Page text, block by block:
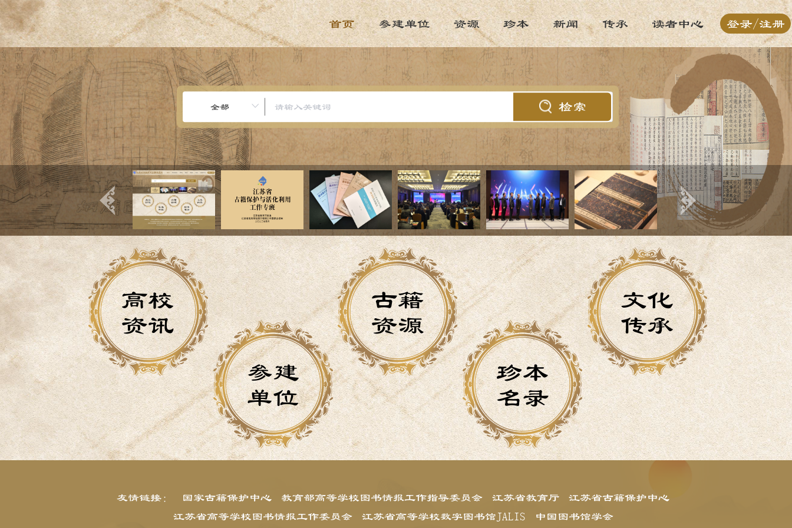
首页 参建单位 资源 珍本 新闻 传承 读者中心 登录/注册
检索
高校
资讯
参建
单位
古籍
资源
珍本
名录
文化
传承
友情链接： 国家古籍保护中心 教育部高等学校图书情报工作指导委员会 江苏省教育厅
江苏省古籍保护中心
江苏省高等学校图书情报工作委员会
江苏省高等学校数字图书馆JALIS 中国图书馆学会